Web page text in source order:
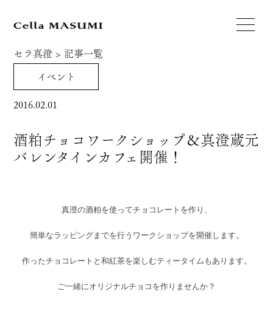
セラ真澄 > 記事一覧
イベント
2016.02.01
酒粕チョコワークショップ＆真澄蔵元
バレンタインカフェ開催！
真澄の酒粕を使ってチョコレートを作り、
簡単なラッピングまでを行うワークショップを開催します。
作ったチョコレートと和紅茶を楽しむティータイムもあります。
ご一緒にオリジナルチョコを作りませんか？